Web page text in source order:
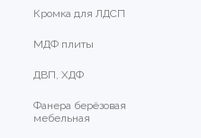
Кромка для ЛДСП
МДФ плиты
ДВП, ХДФ
Фанера берёзовая
мебельная